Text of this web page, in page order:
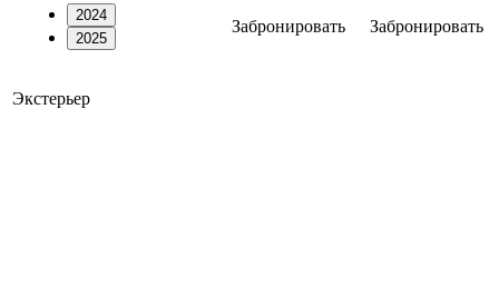
2024
2025
Забронировать Забронировать
Экстерьер